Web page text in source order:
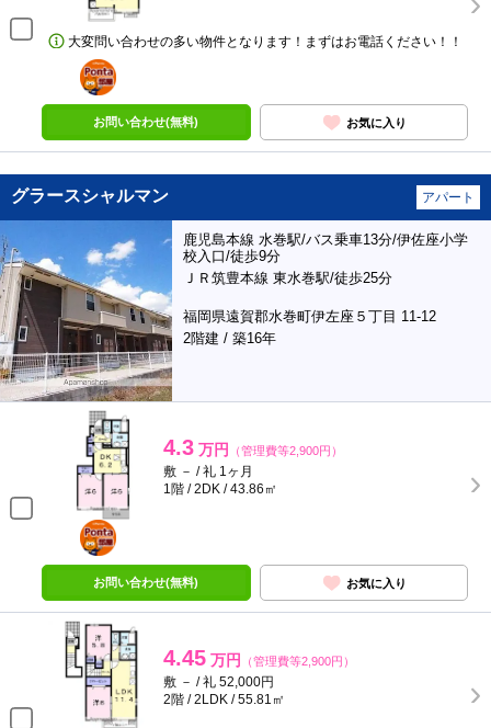
大変問い合わせの多い物件となります！まずはお電話ください！！
ポンタ
部屋
お問い合わせ(無料) お気に入り
グラースシャルマン アパート
鹿児島本線 水巻駅/バス乗車13分/伊佐座小学
校入口/徒歩9分
ＪＲ筑豊本線 東水巻駅/徒歩25分
福岡県遠賀郡水巻町伊左座５丁目 11-12
2階建 / 築16年
4.3 万円 （管理費等2,900円）
敷 － / 礼 1ヶ月
1階 / 2DK / 43.86㎡
ポンタ
部屋
お問い合わせ(無料) お気に入り
4.45 万円 （管理費等2,900円）
敷 － / 礼 52,000円
2階 / 2LDK / 55.81㎡